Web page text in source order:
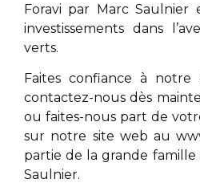
Foravi par Marc Saulnier
investissements dans
verts.
Faites confiance à notre
contactez-nous dès
ou faites-nous part de
sur notre site web au
partie de la grande famille
Saulnier.